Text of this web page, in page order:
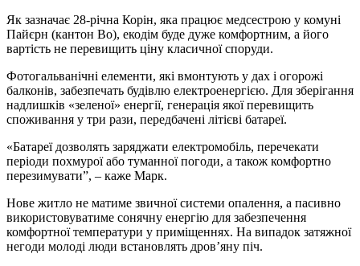
Як зазначає 28-річна Корін, яка працює медсестрою у комуні
Пайєрн (кантон Во), екодім буде дуже комфортним, а його
вартість не перевищить ціну класичної споруди.
Фотогальванічні елементи, які вмонтують у дах і огорожі
балконів, забезпечать будівлю електроенергією. Для зберігання
надлишків «зеленої» енергії, генерація якої перевищить
споживання у три рази, передбачені літієві батареї.
«Батареї дозволять заряджати електромобіль, перечекати
періоди похмурої або туманної погоди, а також комфортно
перезимувати”, – каже Марк.
Нове житло не матиме звичної системи опалення, а пасивно
використовуватиме сонячну енергію для забезпечення
комфортної температури у приміщеннях. На випадок затяжної
негоди молоді люди встановлять дров’яну піч.